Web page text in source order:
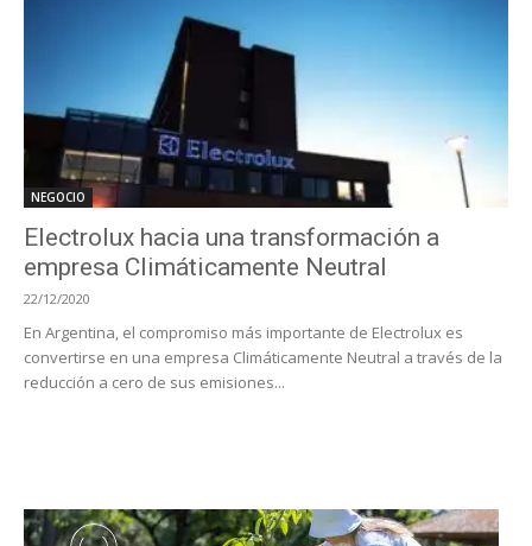
NEGOCIO
Electrolux hacia una transformación a
empresa Climáticamente Neutral
22/12/2020
En Argentina, el compromiso más importante de Electrolux es
convertirse en una empresa Climáticamente Neutral a través de la
reducción a cero de sus emisiones...